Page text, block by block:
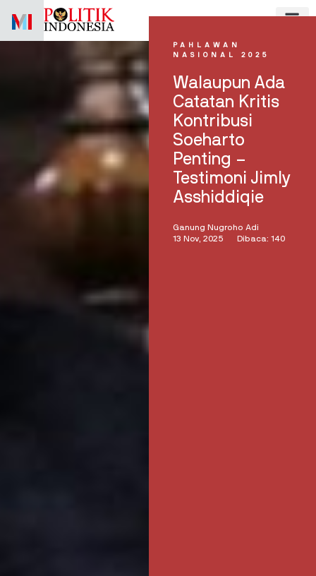
PAHLAWAN
NASIONAL 2025
Walaupun Ada
Catatan Kritis
Kontribusi
Soeharto
Penting –
Testimoni Jimly
Asshiddiqie
Ganung Nugroho Adi
13 Nov, 2025
Dibaca: 140